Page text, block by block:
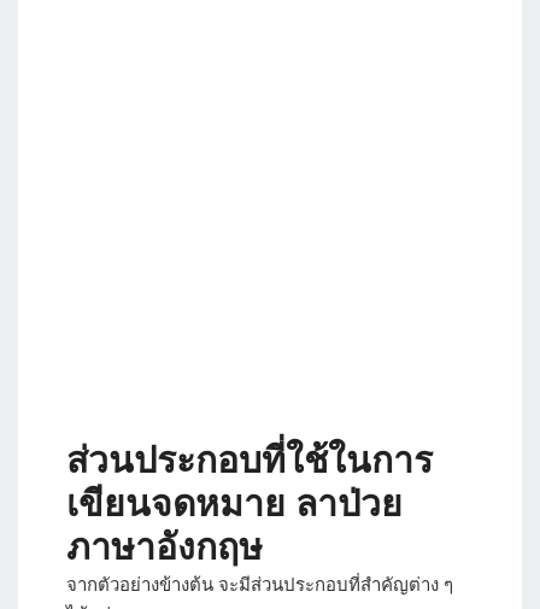
ส่วนประกอบที่ใช้ในการ
เขียนจดหมาย ลาป่วย
ภาษาอังกฤษ
จากตัวอย่างข้างต้น จะมีส่วนประกอบที่สำคัญต่าง ๆ